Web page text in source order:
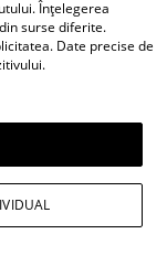
de grele
Similea.
fără una dintre
dragi persoane
Înțelegerea
surse diferite.
Date precise de